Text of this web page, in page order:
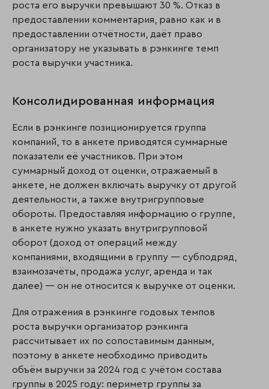
роста его выручки превышают 30 %. Отказ в
предоставлении комментария, равно как и в
предоставлении отчётности, даёт право
организатору не указывать в рэнкинге темп
роста выручки участника.
Консолидированная информация
Если в рэнкинге позиционируется группа
компаний, то в анкете приводятся суммарные
показатели её участников. При этом
суммарный доход от оценки, отражаемый в
анкете, не должен включать выручку от другой
деятельности, а также внутригрупповые
обороты. Предоставляя информацию о группе,
в анкете нужно указать внутригрупповой
оборот (доход от операций между
компаниями, входящими в группу — субподряд,
взаимозачёты, продажа услуг, аренда и так
далее) — он не относится к выручке от оценки.
Для отражения в рэнкинге годовых темпов
роста выручки организатор рэнкинга
рассчитывает их по сопоставимым данным,
поэтому в анкете необходимо приводить
объём выручки за 2024 год с учётом состава
группы в 2025 году: периметр группы за